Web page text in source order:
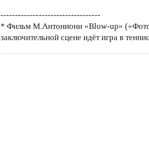
----------------------------------
* Фильм М.Антониони «Blow-up»
заключительной сцене идёт игра в